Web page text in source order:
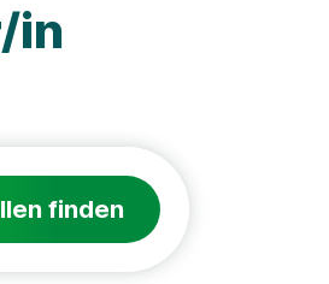
in
finden